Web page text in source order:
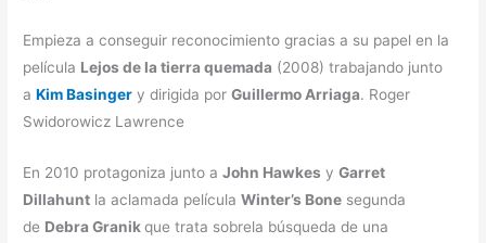
Empieza a conseguir reconocimiento gracias a su papel en la
película Lejos de la tierra quemada (2008) trabajando junto
aKim Basinger y dirigida porGuillermo Arriaga. Roger
Swidorowicz Lawrence
En 2010 protagoniza junto aJohn Hawkes yGarret
Dillahunt la aclamada películaWinter’s Bone segunda
de Debra Granikque trata sobrela búsqueda de una